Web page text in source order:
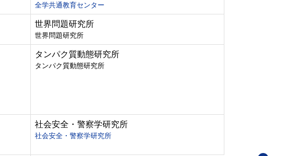
全学共通教育センター
世界問題研究所
世界問題研究所
タンパク質動態研究所
タンパク質動態研究所
社会安全・警察学研究所
社会安全・警察学研究所